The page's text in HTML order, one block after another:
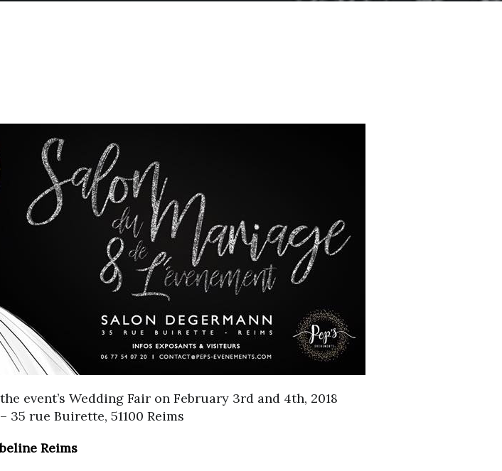
event’s Wedding Fair on February 3rd and 4th, 2018
35 rue Buirette, 51100 Reims
Reims